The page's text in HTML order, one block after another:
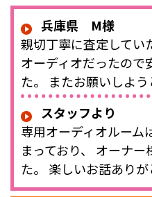
兵庫県 M様
親切丁寧に査定してい
オーディオだったので
た。 またお願いしよう
スタッフより
専用オーディオルーム
まっており、 オーナ
た。 楽しいお話ありが